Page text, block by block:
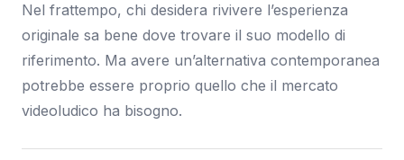
Nel frattempo, chi desidera rivivere l’esperienza
originale sa bene dove trovare il suo modello di
riferimento. Ma avere un’alternativa contemporanea
potrebbe essere proprio quello che il mercato
videoludico ha bisogno.